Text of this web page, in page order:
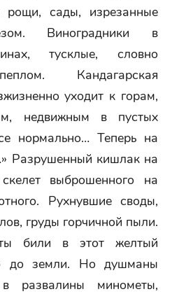
рощи, сады, изрезанные
Виноградники в
тусклые, словно
Кандагарская
уходит к горам,
недвижным в пустых
нормально… Теперь на
Разрушенный кишлак на
выброшенного на
Рухнувшие своды,
груды горчичной пыли.
били в этот желтый
до земли. Но душманы
развалины минометы,